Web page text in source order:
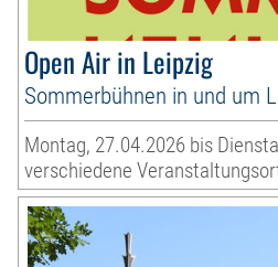
Open Air in Leipzig
Sommerbühnen in und um
Montag, 27.04.2026 bis
verschiedene